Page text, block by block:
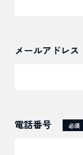
KB Web戦略事
メールアドレス
電話番号 必須